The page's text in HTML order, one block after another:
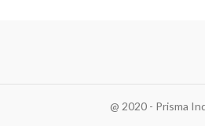
@ 2020 - Prisma